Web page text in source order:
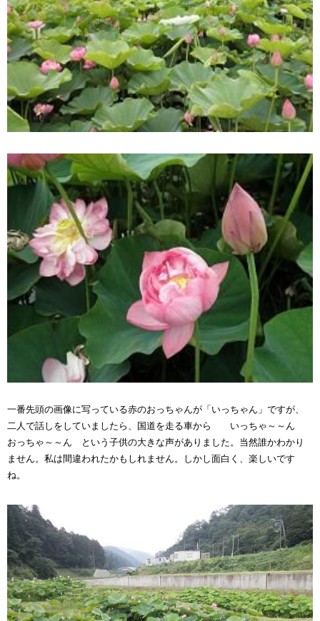
一番先頭の画像に写っている赤のおっちゃんが「いっちゃん」ですが、
二人で話しをしていましたら、国道を走る車から いっちゃ～～ん
おっちゃ～～ん という子供の大きな声がありました。当然誰かわかり
ません。私は間違われたかもしれません。しかし面白く、楽しいです
ね。